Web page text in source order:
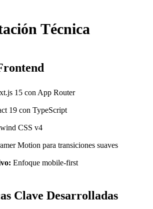
Técnica
15 con App Router
19 con TypeScript
CSS v4
Motion para transiciones suaves
Enfoque mobile-first
Clave Desarrolladas